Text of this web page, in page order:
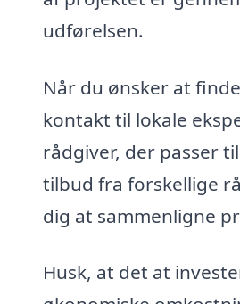
udførelsen.
Når du ønsker at
kontakt til lokale
rådgiver, der passer
tilbud fra forskellige
dig at sammenligne
Husk, at det at